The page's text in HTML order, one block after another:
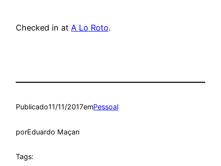
Checked in at A Lo Roto.
Publicado11/11/2017emPessoal
porEduardo Maçan
Tags: